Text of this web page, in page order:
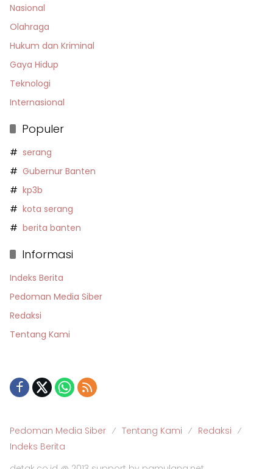
Nasional
Olahraga
Hukum dan Kriminal
Gaya Hidup
Teknologi
Internasional
Populer
serang
Gubernur Banten
kp3b
kota serang
berita banten
Informasi
Indeks Berita
Pedoman Media Siber
Redaksi
Tentang Kami
Pedoman Media Siber Tentang Kami
Redaksi
Indeks Berita